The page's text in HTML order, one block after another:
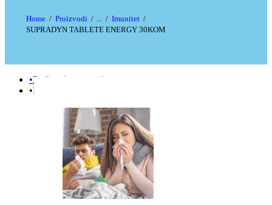
Home Proizvodi
Imunitet
SUPRADYN TABLETE ENERGY 30KOM
•Podizanje e-terapije
•Prehlada | Imunitet